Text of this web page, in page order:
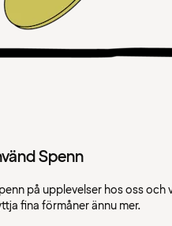
Spenn
på upplevelser hos oss och
fina förmåner ännu mer.